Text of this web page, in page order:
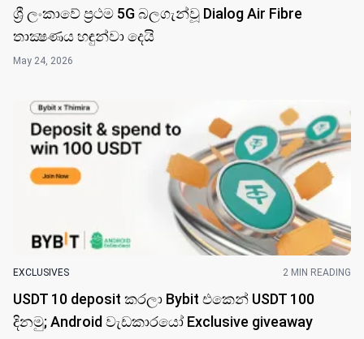
ශ්‍රී ලංකාවේ ප්‍රථම 5G බලගැන්වූ Dialog Air Fibre
තාක්‍ෂණය හඳුන්වා දෙයි
May 24, 2026
EXCLUSIVES 2 MIN READING
USDT 10 deposit කරලා Bybit එකෙන් USDT 100
දිනමු; Android වැඩකාරයෝ Exclusive giveaway